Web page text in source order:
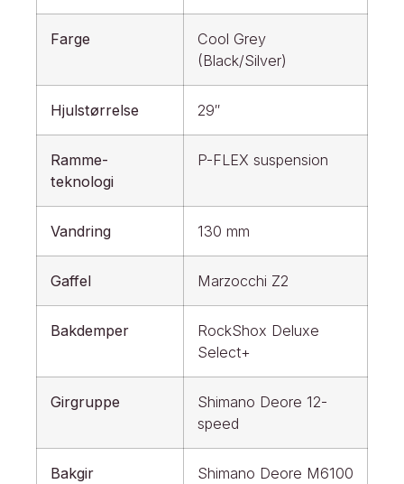
Farge
Cool Grey
(Black/Silver)
Hjulstørrelse 29″
Ramme-
teknologi
P-FLEX suspension
Vandring 130 mm
Gaffel Marzocchi Z2
Bakdemper
RockShox Deluxe
Select+
Girgruppe
Shimano Deore 12-
speed
Bakgir Shimano Deore M6100